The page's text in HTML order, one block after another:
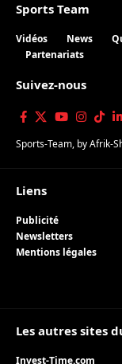
Sports Team
Vidéos News
Partenariats
Suivez-nous
Sports-Team, byAfrik-
Liens
Publicité
Newsletters
Mentions légales
Les autres sites
Invest-Time.com